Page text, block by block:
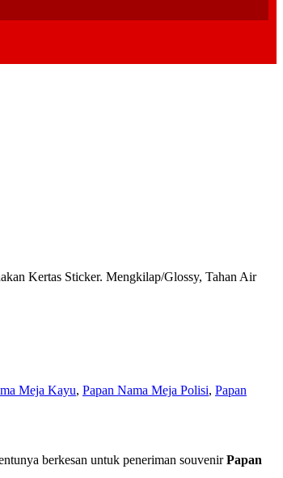
Kertas Sticker. Mengkilap/Glossy, Tahan Air
Meja Kayu, Papan Nama Meja Polisi, Papan
berkesan untuk peneriman souvenirPapan